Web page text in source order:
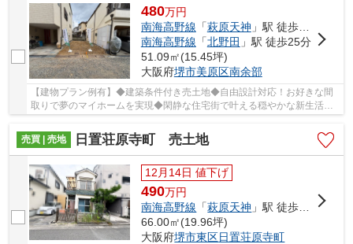
480万円
南海高野線 「萩原天神 」駅 徒歩20分
南海高野線 「北野田 」駅 徒歩25分
51.09㎡(15.45坪)
大阪府堺市美原区南余部
【建物プラン例有】◆建築条件付き売土地◆自由設計対応！お好きな間
取りで夢のマイホームを実現◆閑静な住宅街で叶える穏やかな新生活◆
南海高野線「萩原天神」駅まで徒歩２０分◆建物参考...
売買 | 売地
日置荘原寺町 売土地
12月14日 値下げ
490万円
南海高野線 「萩原天神 」駅 徒歩4分
66.00㎡(19.96坪)
大阪府堺市東区日置荘原寺町